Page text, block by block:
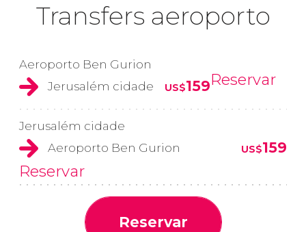
Transfers aeroporto
Aeroporto Ben Gurion
Jerusalém cidade
US$159Reservar
Jerusalém cidade
Aeroporto Ben Gurion
US$159
Reservar
Reservar